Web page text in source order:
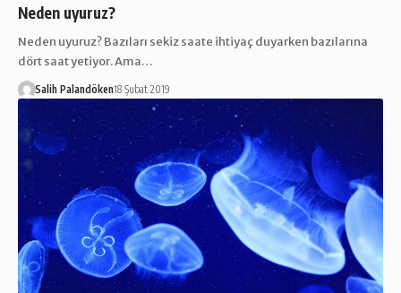
Neden uyuruz?
Neden uyuruz? Bazıları sekiz saate ihtiyaç duyarken bazılarına
dört saat yetiyor. Ama…
Salih Palandöken18 Şubat 2019